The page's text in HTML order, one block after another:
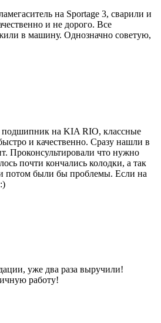
на Sportage 3, сварили и
и не дорого. Все
в машину. Однозначно советую,
подшипник на KIA RIO, классные
и качественно. Сразу нашли в
Проконсультировали что нужно
почти кончались колодки, а так
потом были бы проблемы. Если на
уже два раза выручили!
работу!